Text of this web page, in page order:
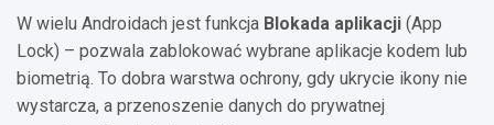
W wielu Androidach jest funkcja Blokada aplikacji (App
Lock) – pozwala zablokować wybrane aplikacje kodem lub
biometrią. To dobra warstwa ochrony, gdy ukrycie ikony nie
wystarcza, a przenoszenie danych do prywatnej